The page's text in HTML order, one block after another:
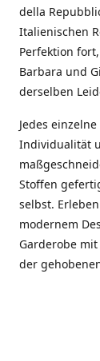
della
Italienischen
Perfektion
Barbara und
derselben
Jedes
Individualität
Stoffen
selbst.
modernem
Garderobe
der